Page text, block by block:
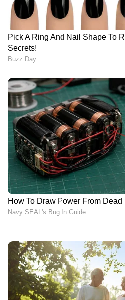
ഫലപ്രദമായി കൈ
ശ്വാസകോശം, ഉദരം, കണ്ണ്,
എന്നിവയിലുണ്ടാകുന്ന
ഒഴിവാക്കാനാകും.
വയറിളക്കം, ചെങ്കണ്ണ്
രോഗങ്ങൾ തുടങ്ങിയവ
കുറയ്ക്കുവാനും ഇതിലൂടെ
കൈകൾ കഴുകാതെ
വായ്, കണ്ണ് എന്നിവ
*സോപ്പുപയോഗിച്ച്